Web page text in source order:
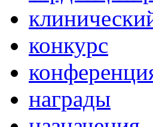
конкурс
награды